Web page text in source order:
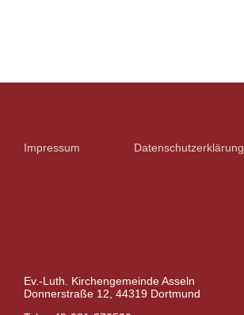
Impressum Datenschutzerklärung
Ev.-Luth. Kirchengemeinde Asseln
Donnerstraße 12, 44319 Dortmund